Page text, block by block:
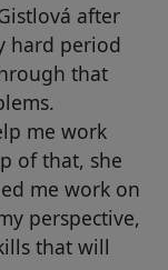
after
hard period
that
me work
of that, she
me work on
perspective,
that will